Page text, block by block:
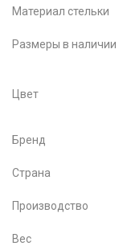
Материал стельки
Размеры в наличии
Цвет
Бренд
Страна
Производство
Вес